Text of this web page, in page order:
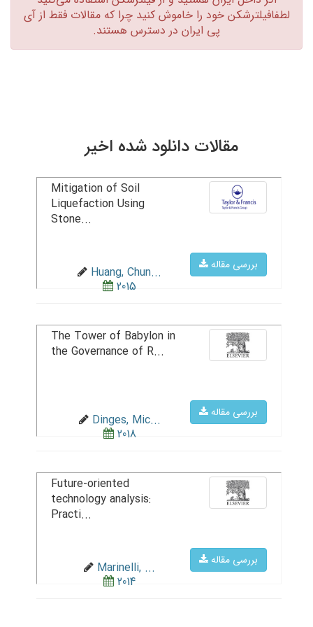
لطفافیلترشکن خود را خاموش کنید چرا که مقالات فقط از آی
پی ایران در دسترس هستند.‏
مقالات دانلود شده اخیر
بررسی مقاله
Mitigation of Soil
Liquefaction Using
Stone...
Huang, Chun...
2015
بررسی مقاله
The Tower of Babylon in
the Governance of R...
Dinges, Mic...
2018
بررسی مقاله
Future-oriented
technology analysis:
Practi...
Marinelli, ...
2014